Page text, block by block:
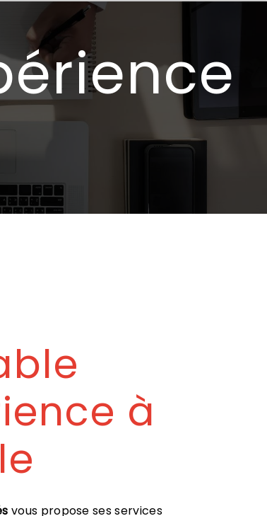
à
vous propose ses services